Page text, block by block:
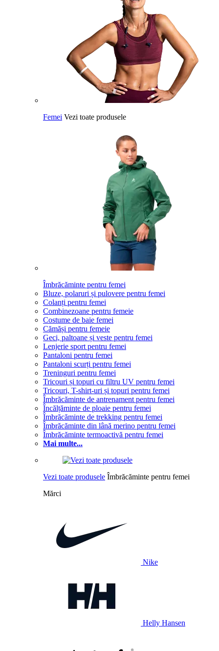
Femei Vezi toate produsele
Îmbrăcăminte pentru femei
Bluze, polaruri și pulovere pentru femei
Colanți pentru femei
Combinezoane pentru femeie
Costume de baie femei
Cămăși pentru femeie
Geci, paltoane și veste pentru femei
Lenjerie sport pentru femei
Pantaloni pentru femei
Pantaloni scurți pentru femei
Treninguri pentru femei
Tricouri și topuri cu filtru UV pentru femei
Tricouri, T-shirt-uri și topuri pentru femei
Îmbrăcăminte de antrenament pentru femei
Încălțăminte de ploaie pentru femei
Îmbrăcăminte de trekking pentru femei
Îmbrăcăminte din lână merino pentru femei
Îmbrăcăminte termoactivă pentru femei
Mai multe...
Vezi toate produsele Îmbrăcăminte pentru femei
Mărci
Nike
Helly Hansen